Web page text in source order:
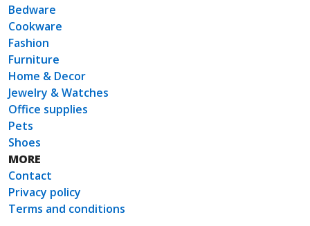
Bedware
Cookware
Fashion
Furniture
Home & Decor
Jewelry & Watches
Office supplies
Pets
Shoes
MORE
Contact
Privacy policy
Terms and conditions